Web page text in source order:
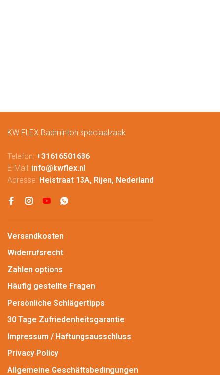
KW FLEX Badminton speciaalzaak
Telefon: +31616501686
E-Mail: info@kwflex.nl
Adresse: Heistraat 13A, Rijen, Nederland
Versandkosten
Widerrufsrecht
Zahlen options
Häufig gestellte Fragen
Persönliche Schlägertipps
30 Tage Zufriedenheitsgarantie
Impressum / Haftungsausschluss
Privacy Policy
Allgemeine Geschäftsbedingungen